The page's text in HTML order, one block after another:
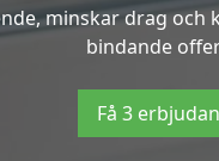
minskar drag och
bindande
Få 3